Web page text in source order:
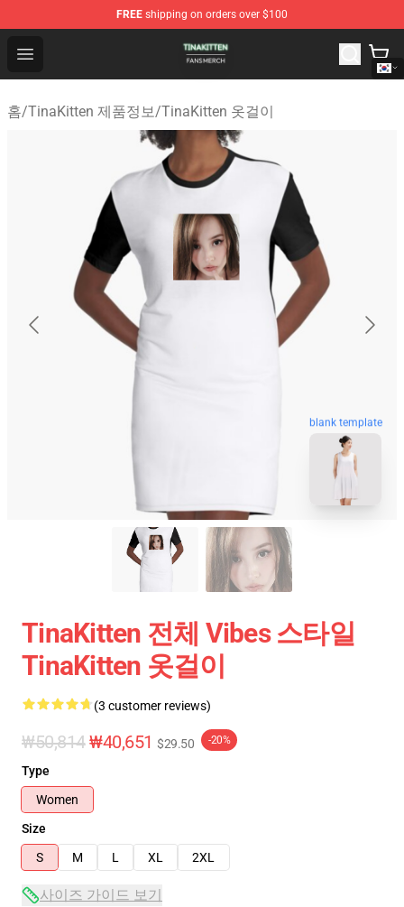
FREE shipping on orders over $100
Open menu
TinaKitten Shop - Official TinaKitten Merchandise Store
홈/TinaKitten 제품정보/TinaKitten 옷걸이
blank template
TinaKitten 전체 Vibes 스타일
TinaKitten 옷걸이
(3 customer reviews)
₩50,814₩40,651 $29.50 -20%
Type
Women
Size
S
M L XL 2XL
사이즈 가이드 보기